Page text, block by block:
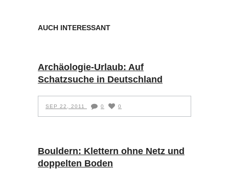
AUCH INTERESSANT
Archäologie-Urlaub: Auf
Schatzsuche in Deutschland
SEP 22, 2011 0 0
Bouldern: Klettern ohne Netz und
doppelten Boden